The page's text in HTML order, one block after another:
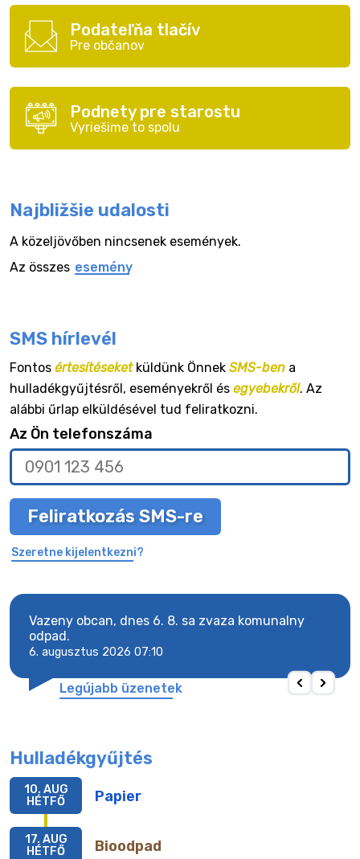
Podateľňa tlačív
Pre občanov
Podnety pre starostu
Vyriešime to spolu
Najbližšie udalosti
A közeljövőben nincsenek események.
Az összes esemény
SMS hírlevél
Fontos értesítéseketküldünk Önnek SMS-ben a
hulladékgyűjtésről, eseményekről és egyebekről. Az
alábbi űrlap elküldésével tud feliratkozni.
Az Ön telefonszáma
Feliratkozás SMS-re
Szeretne kijelentkezni?
Vazeny obcan, dnes 6. 8. sa zvaza komunalny
odpad.
6. augusztus 2026 07:10
Legújabb üzenetek
Hulladékgyűjtés
Papier
10. AUG
HÉTFŐ
Bioodpad
17. AUG
HÉTFŐ